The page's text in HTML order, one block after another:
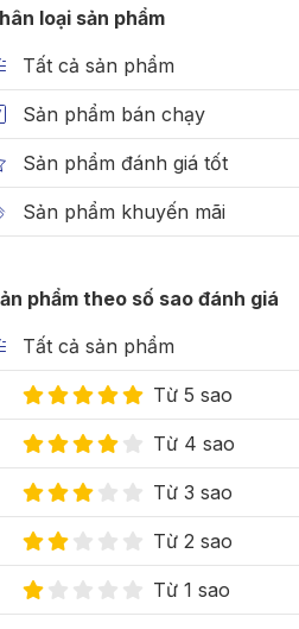
loại sản phẩm
Tất cả sản phẩm
Sản phẩm bán chạy
Sản phẩm đánh giá tốt
Sản phẩm khuyến mãi
phẩm theo số sao đánh giá
Tất cả sản phẩm
Từ 5 sao
Từ 4 sao
Từ 3 sao
Từ 2 sao
Từ 1 sao